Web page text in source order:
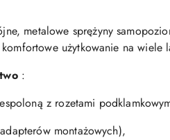
metalowe sprężyny
użytkowanie na wiele
:
z rozetami
montażowych),